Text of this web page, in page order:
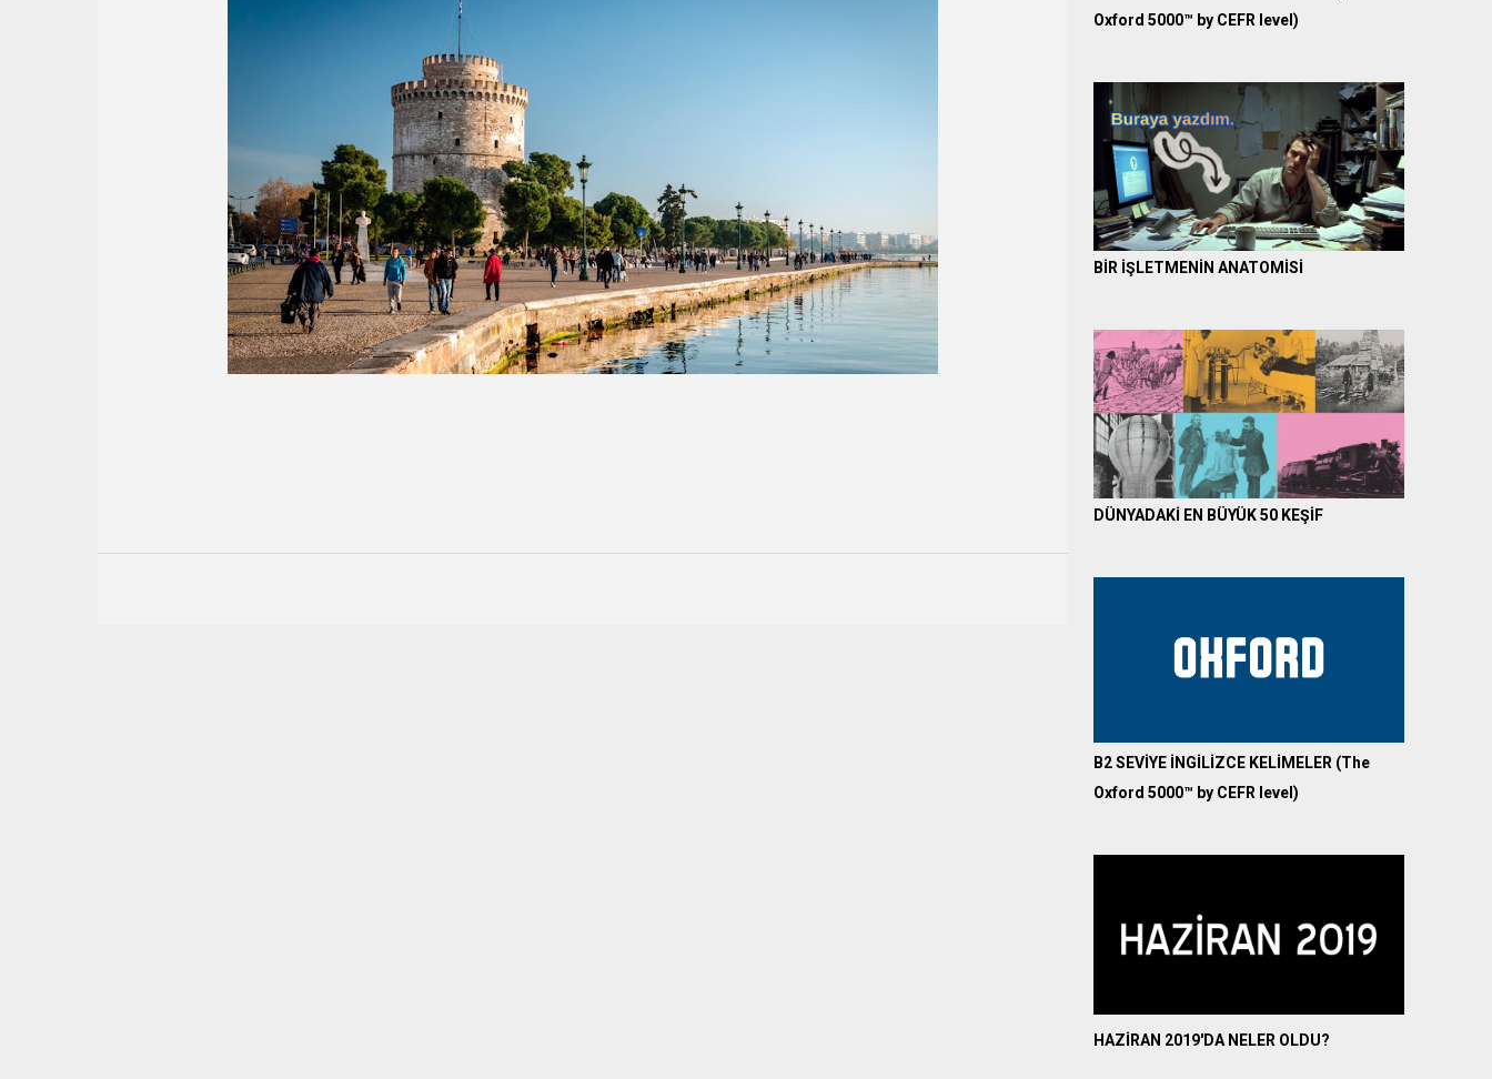
Oxford 5000™ by CEFR level)
BİR İŞLETMENİN ANATOMİSİ
DÜNYADAKİ EN BÜYÜK 50 KEŞİF
B2 SEVİYE İNGİLİZCE KELİMELER (The
Oxford 5000™ by CEFR level)
HAZİRAN 2019'DA NELER OLDU?